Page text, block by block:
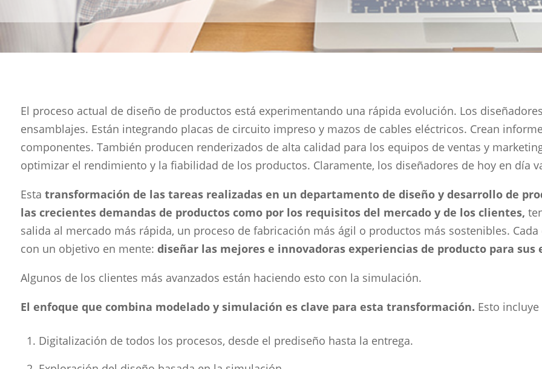
El proceso actual de diseño de productos está experimentando una rápida evolución. Los
ensamblajes. Están integrando placas de circuito impreso y mazos de cables eléctricos. Crean
componentes. También producen renderizados de alta calidad para los equipos de ventas y
optimizar el rendimiento y la fiabilidad de los productos. Claramente, los diseñadores de hoy en día
Esta transformación de las tareas realizadas en un departamento de diseño y desarrollo de
las crecientes demandas de productos como por los requisitos del mercado y de los clientes,
salida al mercado más rápida, un proceso de fabricación más ágil o productos más sostenibles.
con un objetivo en mente: diseñar las mejores e innovadoras experiencias de producto para sus
Algunos de los clientes más avanzados están haciendo esto con la simulación.
El enfoque que combina modelado y simulación es clave para esta transformación. Esto incluye
Digitalización de todos los procesos, desde el prediseño hasta la entrega.